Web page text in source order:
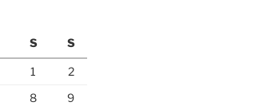
S S
1
2
8
9